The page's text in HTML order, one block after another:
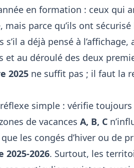
en formation : ceux qui
parce qu’ils ont
s’il a déjà pensé à
et au déroulé des deux
2025 ne suffit pas ; il faut la
simple : vérifie
de vacances A, B, C
les congés d’hiver ou de
2025-2026. Surtout, les